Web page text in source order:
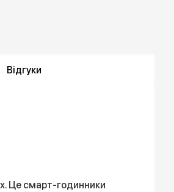
Відгуки
Це смарт-годинники